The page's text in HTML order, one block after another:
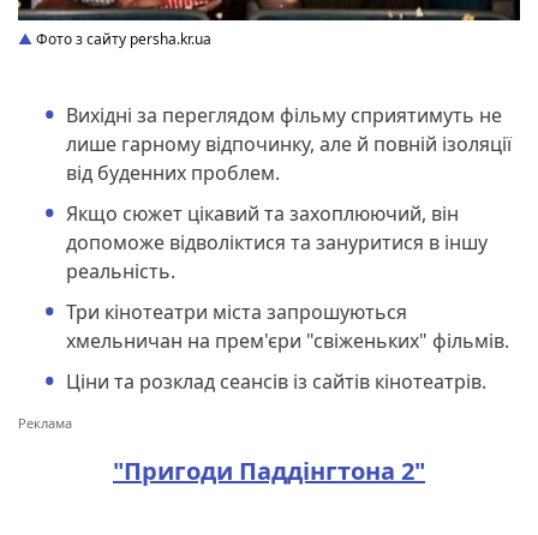
Фото з сайту persha.kr.ua
Вихідні за переглядом фільму сприятимуть не
лише гарному відпочинку, але й повній ізоляції
від буденних проблем.
Якщо сюжет цікавий та захоплюючий, він
допоможе відволіктися та зануритися в іншу
реальність.
Три кінотеатри міста запрошуються
хмельничан на прем'єри "свіженьких" фільмів.
Ціни та розклад сеансів із сайтів кінотеатрів.
"Пригоди Паддінгтона 2"